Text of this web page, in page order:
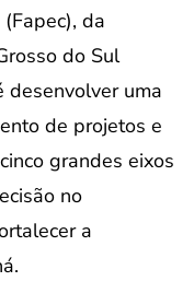
da
do Sul
desenvolver uma
de projetos e
grandes eixos
no
a